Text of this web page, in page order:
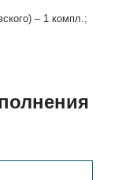
– 1 компл.;